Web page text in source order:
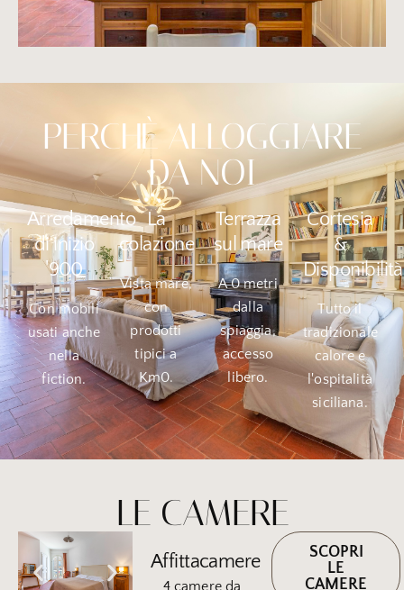
PERCHÈ ALLOGGIARE
DA NOI
Arredamento
di inizio
'900
Con mobili
usati anche
nella
fiction.
La
colazione
Vista mare,
con
prodotti
tipici a
Km0.
Terrazza
sul mare
A 0 metri
dalla
spiaggia,
accesso
libero.
Cortesia
&
Disponibilità
Tutto il
tradizionale
calore e
l'ospitalità
siciliana.
LE CAMERE
Affittacamere
4 camere da
SCOPRI
LE
CAMERE